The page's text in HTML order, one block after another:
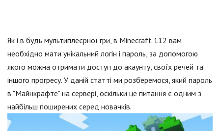
Як і в будь мультиплеєрної гри, в Minecraft 112 вам
необхідно мати унікальний логін і пароль, за допомогою
якого можна отримати доступ до акаунту, своїх речей та
іншого прогресу. У даній статті ми розберемося, який пароль
в "Майнкрафте" на сервері, оскільки це питання є одним з
найбільш поширених серед новачків.